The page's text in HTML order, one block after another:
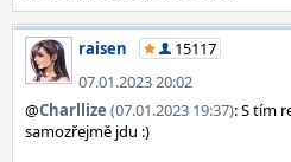
raisen
15117
07.01.2023 20:02
@Charllize (07.01.2023 19:37): S tím
samozřejmě jdu :)